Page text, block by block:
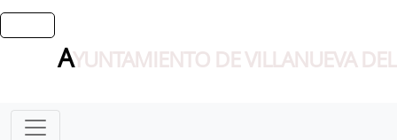
AYUNTAMIENTO DE VILLANUEVA